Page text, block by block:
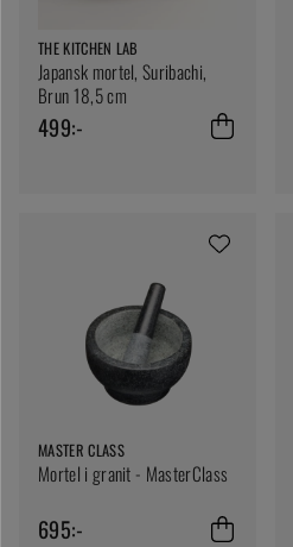
THE KITCHEN LAB
Japansk mortel, Suribachi,
Brun 18,5 cm
499:-
MASTER CLASS
Mortel i granit - MasterClass
695:-